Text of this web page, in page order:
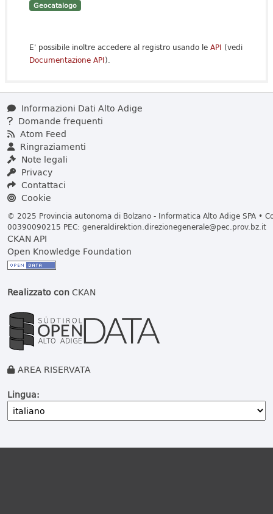
Geocatalogo
E' possibile inoltre accedere al registro usando le API (vedi
Documentazione API).
Informazioni Dati Alto Adige
Domande frequenti
Atom Feed
Ringraziamenti
Note legali
Privacy
Contattaci
Cookie
© 2025 Provincia autonoma di Bolzano - Informatica Alto Adige SPA •
00390090215 PEC: generaldirektion.direzionegenerale@pec.prov.bz.it
CKAN API
Open Knowledge Foundation
Realizzato conCKAN
AREA RISERVATA
Lingua